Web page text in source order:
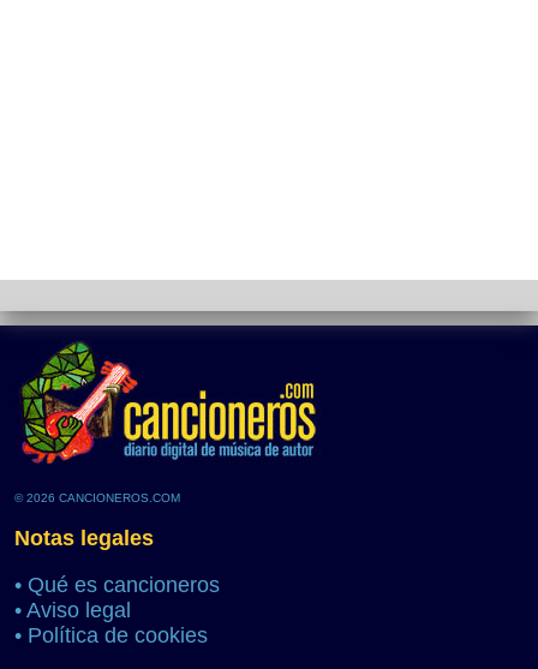
© 2026 CANCIONEROS.COM
Notas legales
• Qué es cancioneros
• Aviso legal
• Política de cookies